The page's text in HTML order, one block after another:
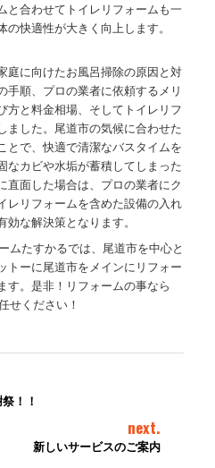
と合わせてトイレリフォームも一
快適性が大きく向上します。
庭に向けたお風呂掃除の原因と対
手順、プロの業者に依頼するメリ
方と料金相場、そしてトイレリフ
ました。尾道市の気候に合わせた
とで、快適で清潔なバスタイムを
なカビや水垢が蓄積してしまった
直面した場合は、プロの業者にク
レリフォームを含めた設備の入れ
な解決策となります。
ムたすかるでは、尾道市を中心と
トーに尾道市をメインにリフォー
す。是非！リフォームの事なら
せください！
！！
next.
新しいサービスのご案内